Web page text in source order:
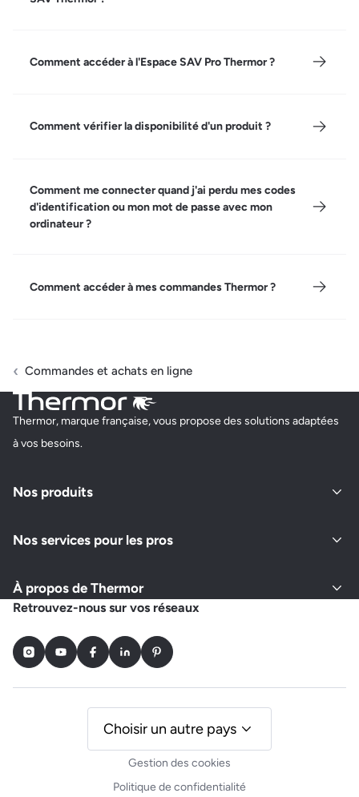
Comment accéder à l'Espace SAV Pro Thermor ?
Comment vérifier la disponibilité d'un produit ?
Comment me connecter quand j'ai perdu mes codes
d'identification ou mon mot de passe avec mon
ordinateur ?
Comment accéder à mes commandes Thermor ?
Commandes et achats en ligne
Thermor, marque française, vous propose des solutions adaptées
à vos besoins.
Nos produits
Nos services pour les pros
À propos de Thermor
Retrouvez-nous sur vos réseaux
InstagramYoutubeFacebookLinkedInPinterest
Gestion des cookies
Politique de confidentialité
Choisir un autre pays